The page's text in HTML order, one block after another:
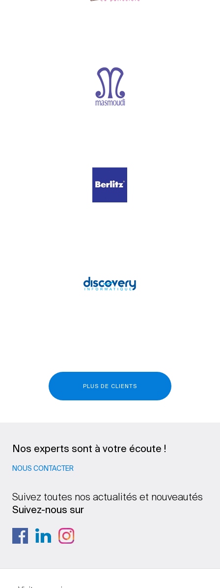
PLUS DE CLIENTS
Nos experts sont à votre écoute !
NOUS CONTACTER
Suivez toutes nos actualités et nouveautés
Suivez-nous sur